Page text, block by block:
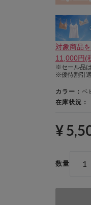
対象商品
11,000円(
※セール品
※優待割引
カラー： ベ
在庫状況：
¥
数量